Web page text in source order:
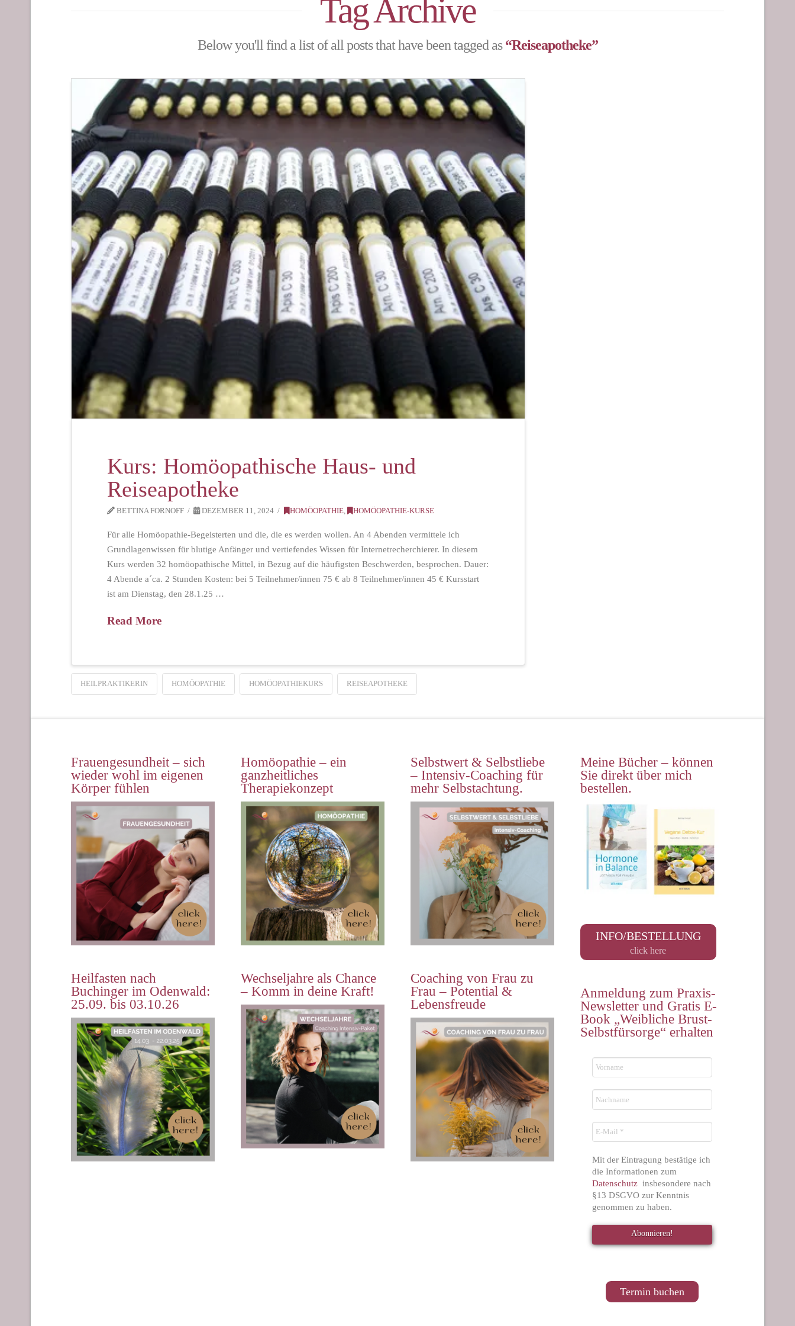
Tag Archive
Below you'll find a list of all posts that have been tagged as“Reiseapotheke”
Kurs: Homöopathische Haus- und
Reiseapotheke
BETTINA FORNOFF DEZEMBER 11, 2024 HOMÖOPATHIE, HOMÖOPATHIE-KURSE
Für alle Homöopathie-Begeisterten und die, die es werden wollen. An 4 Abenden vermittele ich
Grundlagenwissen für blutige Anfänger und vertiefendes Wissen für Internetrecherchierer. In diesem
Kurs werden 32 homöopathische Mittel, in Bezug auf die häufigsten Beschwerden, besprochen. Dauer:
4 Abende a´ca. 2 Stunden Kosten: bei 5 Teilnehmer/innen 75 € ab 8 Teilnehmer/innen 45 € Kursstart
ist am Dienstag, den 28.1.25 …
Read More
HEILPRAKTIKERIN HOMÖOPATHIE HOMÖOPATHIEKURS REISEAPOTHEKE
Frauengesundheit – sich
wieder wohl im eigenen
Körper fühlen
Heilfasten nach
Buchinger im Odenwald:
25.09. bis 03.10.26
Homöopathie – ein
ganzheitliches
Therapiekonzept
Wechseljahre als Chance
– Komm in deine Kraft!
Selbstwert & Selbstliebe
– Intensiv-Coaching für
mehr Selbstachtung.
Coaching von Frau zu
Frau – Potential &
Lebensfreude
Meine Bücher – können
Sie direkt über mich
bestellen.
INFO/BESTELLUNG
click here
Anmeldung zum Praxis-
Newsletter und Gratis E-
Book „Weibliche Brust-
Selbstfürsorge“ erhalten
Mit der Eintragung bestätige ich
die Informationen zum
Datenschutz insbesondere nach
§13 DSGVO zur Kenntnis
genommen zu haben.
Termin buchen